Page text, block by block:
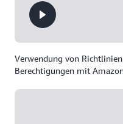
Verwendung von
Berechtigungen mit